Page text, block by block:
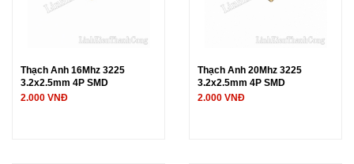
Thạch Anh 16Mhz 3225
3.2x2.5mm 4P SMD
2.000 VNĐ
Thạch Anh 20Mhz 3225
3.2x2.5mm 4P SMD
2.000 VNĐ